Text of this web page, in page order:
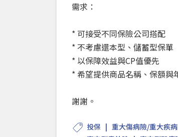
需求：
* 可接受不同保險公司搭配
* 不考慮還本型、儲蓄型保單
* 以保障效益與CP值優先
* 希望提供商品名稱、保額與
謝謝。
投保 重大傷病險/重大疾